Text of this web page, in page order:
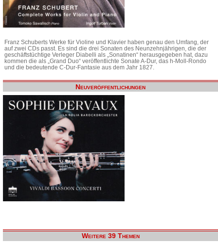
Franz Schuberts Werke für Violine und Klavier haben genau den Umfang, der
auf zwei CDs passt. Es sind die drei Sonaten des Neunzehnjährigen, die der
geschäftstüchtige Verleger Diabelli als „Sonatinen“ herausgegeben hat, dazu
kommen die als „Grand Duo“ veröffentlichte Sonate A-Dur, das h-Moll-Rondo
und die bedeutende C-Dur-Fantasie aus dem Jahr 1827.
Neuveröffentlichungen
Weitere 39 Themen